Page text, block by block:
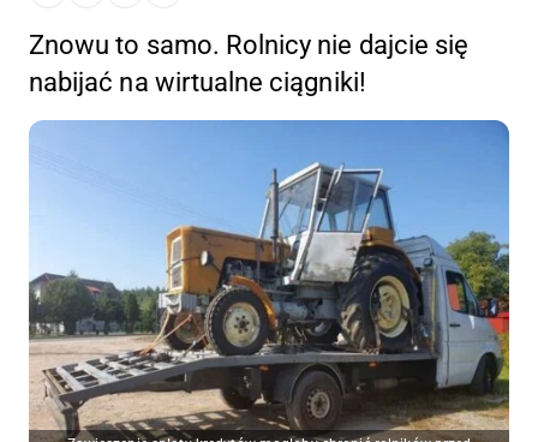
Znowu to samo. Rolnicy nie dajcie się
nabijać na wirtualne ciągniki!